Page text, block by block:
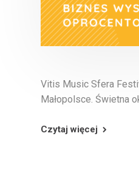
Vitis Music Sfera
Małopolsce. Świetna
Czytaj więcej